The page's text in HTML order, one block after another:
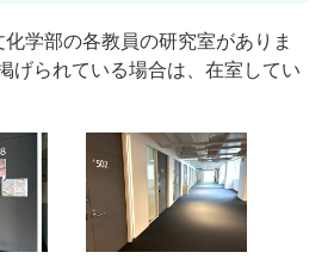
学部の各教員の研究室がありま
げられている場合は、在室してい